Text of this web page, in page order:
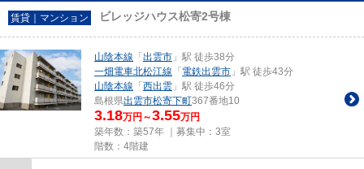
賃貸｜マンション ビレッジハウス松寄2号棟
山陰本線 「 出雲市 」駅 徒歩38分
一畑電車北松江線 「 電鉄出雲市 」駅 徒歩43分
山陰本線 「 西出雲 」駅 徒歩46分
島根県出雲市松寄下町367番地10
3.18万円～3.55万円
築年数：築57年 ｜募集中： 3室
階数：4階建